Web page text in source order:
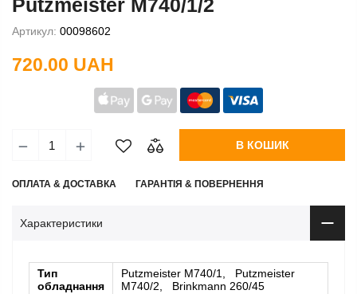
Putzmeister М740/1/2
Артикул: 00098602
720.00 UAH
В КОШИК
ОПЛАТА & ДОСТАВКА ГАРАНТІЯ & ПОВЕРНЕННЯ
Характеристики
Тип
обладнання
Putzmeister М740/1, Putzmeister
М740/2, Brinkmann 260/45